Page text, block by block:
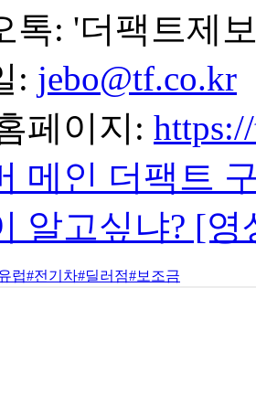
톡: '더팩트제
: jebo@tf.co.kr
페이지:
메인 더팩트
알고싶냐? [
럽#전기차#딜러점#보조금